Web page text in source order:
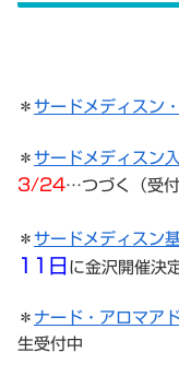
＊ サードメディスン
＊ サードメディスン
3/24…つづく（受付
＊ サードメディスン
11日 に金沢開催決
＊ ナード・アロマア
生受付中